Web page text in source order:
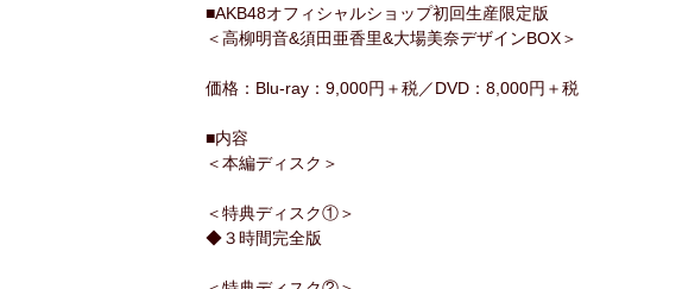
■AKB48オフィシャルショップ初回生産限定版
＜高柳明音&須田亜香里&大場美奈デザインBOX＞
価格：Blu-ray：9,000円＋税／DVD：8,000円＋税
■内容
＜本編ディスク＞
＜特典ディスク①＞
◆３時間完全版